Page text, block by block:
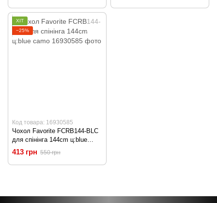
ХІТ
−25%
Код товара: 16930585
Чохол Favorite FCRB144-BLC
для спінінга 144cm ц:blue
camo
413 грн 550 грн